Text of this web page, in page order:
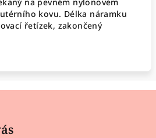
kovu. Délka náramku
řetízek, zakončený